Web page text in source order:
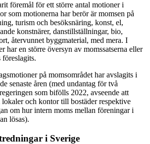
föremål för ett större antal motioner i
som motionerna har berör är momsen på
turism och besöksnäring, konst, el,
konstnärer, danstillställningar, bio,
återvunnet byggmaterial, med mera. I
har en större översyn av momssatserna eller
föreslagits.
på momsområdet har avslagits i
senaste åren (med undantag för två
som bifölls 2022, avseende att
lokaler och kontor till bostäder respektive
om hur intern moms mellan föreningar i
lösas).
i Sverige